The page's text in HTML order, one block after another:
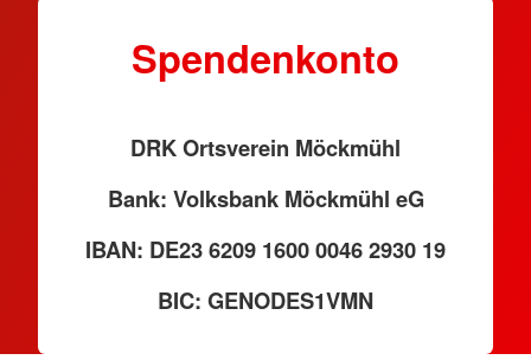
Spendenkonto
DRK Ortsverein Möckmühl
Bank: Volksbank Möckmühl eG
IBAN: DE23 6209 1600 0046 2930 19
BIC: GENODES1VMN